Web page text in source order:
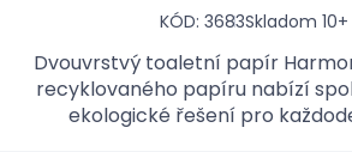
KÓD: 3683Skladom
Dvouvrstvý toaletní papír
recyklovaného papíru nabízí
ekologické řešení pro